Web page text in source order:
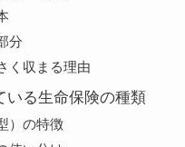
分
く収まる理由
いる生命保険の種類
）の特徴